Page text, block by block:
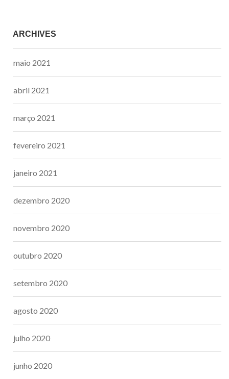
ARCHIVES
maio 2021
abril 2021
março 2021
fevereiro 2021
janeiro 2021
dezembro 2020
novembro 2020
outubro 2020
setembro 2020
agosto 2020
julho 2020
junho 2020